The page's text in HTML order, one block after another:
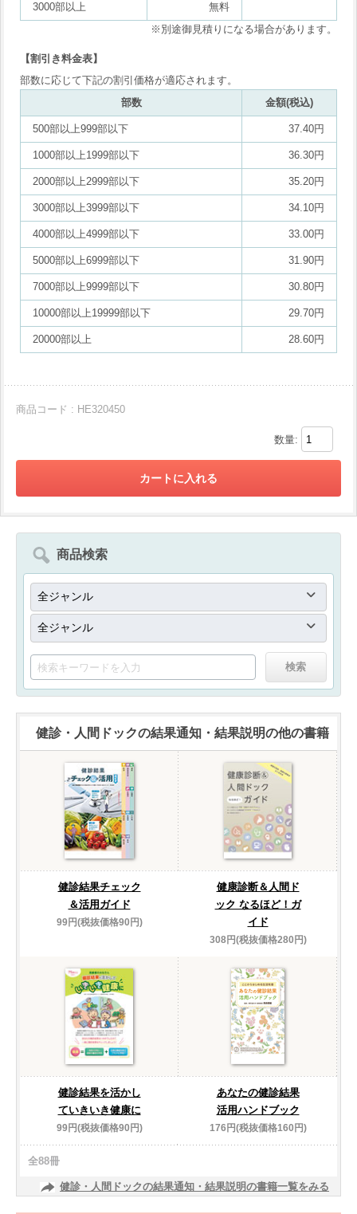
3000部以上
無料
※別途御見積りになる場合があります。
【割引き料金表】
部数に応じて下記の割引価格が適応されます。
部数
金額(税込)
500部以上999部以下 37.40円
1000部以上1999部以下 36.30円
2000部以上2999部以下 35.20円
3000部以上3999部以下 34.10円
4000部以上4999部以下 33.00円
5000部以上6999部以下 31.90円
7000部以上9999部以下 30.80円
10000部以上19999部以下 29.70円
20000部以上 28.60円
商品コード : HE320450
数量:
商品検索
健診・人間ドックの結果通知・結果説明の他の書籍
健診結果チェック
＆活用ガイド
99円(税抜価格90円)
健康診断＆人間ド
ック なるほど！ガ
イド
308円(税抜価格280円)
健診結果を活かし
ていきいき健康に
99円(税抜価格90円)
あなたの健診結果
活用ハンドブック
176円(税抜価格160円)
全88冊
健診・人間ドックの結果通知・結果説明の書籍一覧をみる